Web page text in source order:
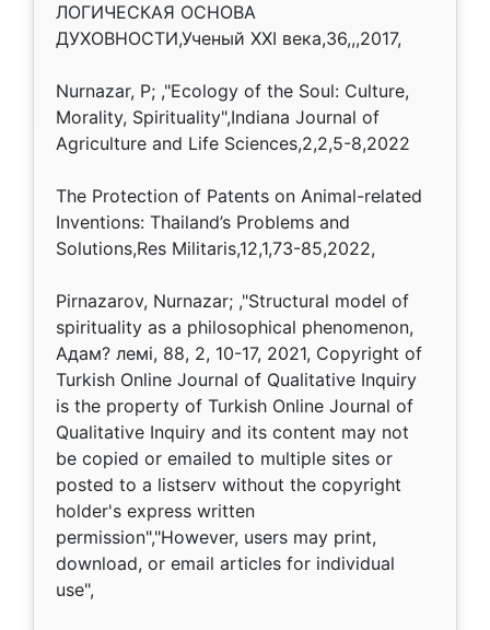
ЛОГИЧЕСКАЯ ОСНОВА
ДУХОВНОСТИ,Ученый XXI века,36,,,2017,
Nurnazar, P; ,"Ecology of the Soul: Culture,
Morality, Spirituality",Indiana Journal of
Agriculture and Life Sciences,2,2,5-8,2022
The Protection of Patents on Animal-related
Inventions: Thailand’s Problems and
Solutions,Res Militaris,12,1,73-85,2022,
Pirnazarov, Nurnazar; ,"Structural model of
spirituality as a philosophical phenomenon,
Адам? лемі, 88, 2, 10-17, 2021, Copyright of
Turkish Online Journal of Qualitative Inquiry
is the property of Turkish Online Journal of
Qualitative Inquiry and its content may not
be copied or emailed to multiple sites or
posted to a listserv without the copyright
holder's express written
permission","However, users may print,
download, or email articles for individual
use",